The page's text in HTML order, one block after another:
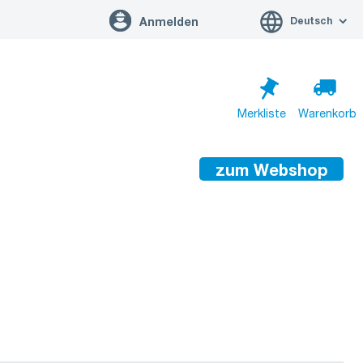
Anmelden Deutsch
Merkliste Warenkorb
zum Webshop